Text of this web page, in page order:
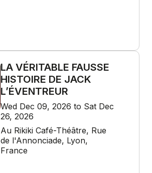
LA VÉRITABLE FAUSSE
HISTOIRE DE JACK
L’ÉVENTREUR
Wed Dec 09, 2026 to Sat Dec
26, 2026
Au Rikiki Café-Théâtre, Rue
de l'Annonciade, Lyon,
France